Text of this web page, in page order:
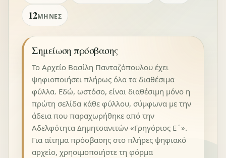
12ΜΉΝΕΣ
Σημείωση πρόσβασης
Το Αρχείο Βασίλη Πανταζόπουλου έχει
ψηφιοποιήσει πλήρως όλα τα διαθέσιμα
φύλλα. Εδώ, ωστόσο, είναι διαθέσιμη μόνο η
πρώτη σελίδα κάθε φύλλου, σύμφωνα με την
άδεια που παραχωρήθηκε από την
Αδελφότητα Δημητσανιτών «Γρηγόριος Ε΄».
Για αίτημα πρόσβασης στο πλήρες ψηφιακό
αρχείο, χρησιμοποιήστε τη φόρμα